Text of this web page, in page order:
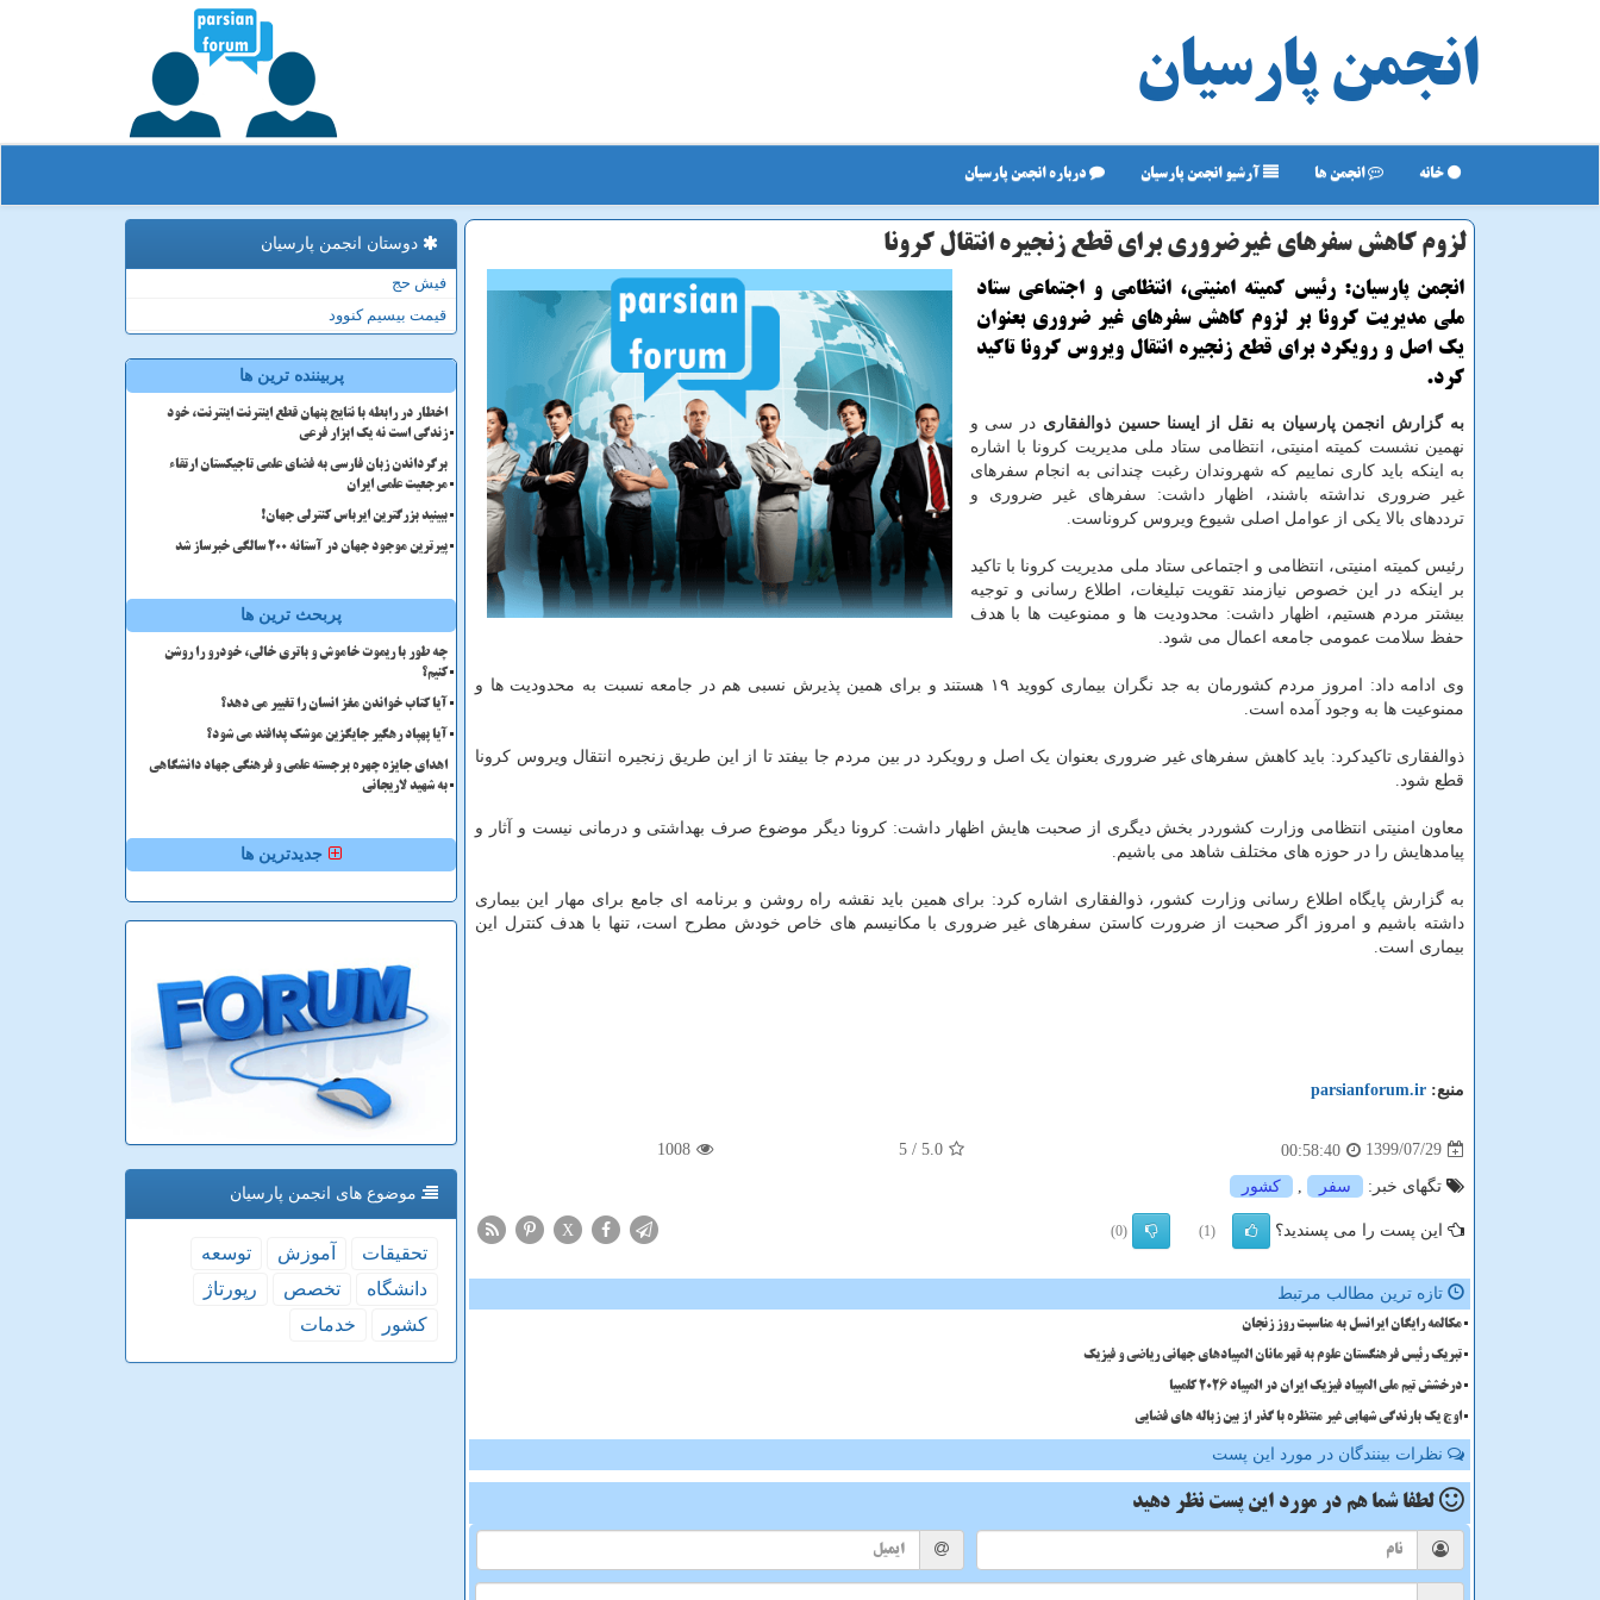
انجمن پارسیان
خانه انجمن ها آرشیو انجمن پارسیان درباره انجمن پارسیان
لزوم كاهش سفرهای غیرضروری برای قطع زنجیره انتقال كرونا
انجمن پارسیان: رئیس كمیته امنیتی، انتظامی و اجتماعی ستاد
ملی مدیریت كرونا بر لزوم كاهش سفرهای غیر ضروری بعنوان
یك اصل و رویكرد برای قطع زنجیره انتقال ویروس كرونا تاكید
كرد.
به گزارش انجمن پارسیان به نقل از ایسنا حسین ذوالفقاری در سی و
نهمین نشست کمیته امنیتی، انتظامی ستاد ملی مدیریت کرونا با اشاره
به اینکه باید کاری نماییم که شهروندان رغبت چندانی به انجام سفرهای
غیر ضروری نداشته باشند، اظهار داشت: سفرهای غیر ضروری و
ترددهای بالا یکی از عوامل اصلی شیوع ویروس کروناست.
رئیس کمیته امنیتی، انتظامی و اجتماعی ستاد ملی مدیریت کرونا با تاکید
بر اینکه در این خصوص نیازمند تقویت تبلیغات، اطلاع رسانی و توجیه
بیشتر مردم هستیم، اظهار داشت: محدودیت ها و ممنوعیت ها با هدف
حفظ سلامت عمومی جامعه اعمال می شود.
وی ادامه داد: امروز مردم کشورمان به جد نگران بیماری کووید ۱۹ هستند و برای همین پذیرش نسبی هم در جامعه نسبت به محدودیت ها و
ممنوعیت ها به وجود آمده است.
ذوالفقاری تاکیدکرد: باید کاهش سفرهای غیر ضروری بعنوان یک اصل و رویکرد در بین مردم جا بیفتد تا از این طریق زنجیره انتقال ویروس کرونا
قطع شود.
معاون امنیتی انتظامی وزارت کشوردر بخش دیگری از صحبت هایش اظهار داشت: کرونا دیگر موضوع صرف بهداشتی و درمانی نیست و آثار و
پیامدهایش را در حوزه های مختلف شاهد می باشیم.
به گزارش پایگاه اطلاع رسانی وزارت کشور، ذوالفقاری اشاره کرد: برای همین باید نقشه راه روشن و برنامه ای جامع برای مهار این بیماری
داشته باشیم و امروز اگر صحبت از ضرورت کاستن سفرهای غیر ضروری با مکانیسم های خاص خودش مطرح است، تنها با هدف کنترل این
بیماری است.
منبع: parsianforum.ir
1399/07/29
00:58:40
5.0
/ 5
1008
تگهای خبر: سفر كشور
این پست را می پسندید؟ (1)
(0)
X
تازه ترین مطالب مرتبط
مکالمه رایگان ایرانسل به مناسبت روز زنجان
تبریک رئیس فرهنگستان علوم به قهرمانان المپیادهای جهانی ریاضی و فیزیک
درخشش تیم ملی المپیاد فیزیک ایران در المپیاد 2026 کلمبیا
اوج یک بارندگی شهابی غیر منتظره با گذر از بین زباله های فضایی
نظرات بینندگان در مورد این پست
لطفا شما هم در مورد این پست نظر دهید
دوستان انجمن پارسیان
فیش حج
قیمت بیسیم کنوود
پربیننده ترین ها
اخطار در رابطه با نتایج پنهان قطع اینترنت اینترنت، خود
زندگی است نه یک ابزار فرعی
برگرداندن زبان فارسی به فضای علمی تاجیکستان ارتقاء
مرجعیت علمی ایران
ببینید بزرگترین ایرباس کنترلی جهان!
پیرترین موجود جهان در آستانه ۲۰۰ سالگی خبرساز شد
پربحث ترین ها
چه طور با ریموت خاموش و باتری خالی، خودرو را روشن
کنیم؟
آیا کتاب خواندن مغز انسان را تغییر می دهد؟
آیا پهپاد رهگیر جایگزین موشک پدافند می شود؟
اهدای جایزه چهره برجسته علمی و فرهنگی جهاد دانشگاهی
به شهید لاریجانی
جدیدترین ها
موضوع های انجمن پارسیان
تحقیقات آموزش
توسعه
دانشگاه
تخصص
رپورتاژ
كشور
خدمات